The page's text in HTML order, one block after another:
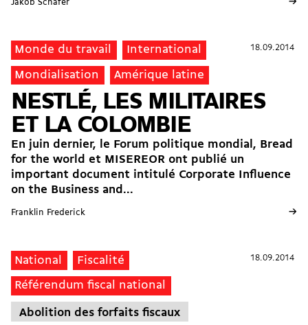
Jakob Schafer
18.09.2014
Monde du travail International
Mondialisation Amérique latine
18.09.2014
NESTLÉ, LES MILITAIRES
ET LA COLOMBIE
En juin dernier, le Forum politique mondial, Bread
for the world et MISEREOR ont publié un
important document intitulé Corporate Influence
on the Business and...
Franklin Frederick →
18.09.2014
National Fiscalité
Référendum fiscal national
18.09.2014
Abolition des forfaits fiscaux